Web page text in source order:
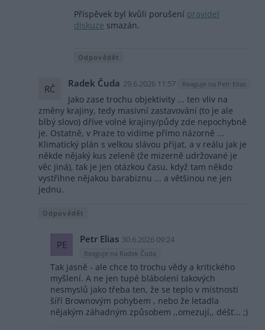
Příspěvek byl kvůli porušení pravidel
diskuze smazán.
Odpovědět
RČ Radek Čuda 29.6.2026 11:57 Reaguje na Petr Elias
Jako zase trochu objektivity ... ten vliv na
změny krajiny, tedy masivní zastavování (to je ale
blbý slovo) dříve volné krajiny/půdy zde nepochybně
je. Ostatně, v Praze to vidíme přímo názorně ...
Klimatický plán s velkou slávou přijat, a v reálu jak je
někde nějaký kus zeleně (že mizerně udržované je
věc jiná), tak je jen otázkou času, když tam někdo
vystřihne nějakou barabiznu ... a většinou ne jen
jednu.
Odpovědět
PE Petr Elias 30.6.2026 09:24
Reaguje na Radek Čuda
Tak jasně - ale chce to trochu vědy a kritického
myšlení. A ne jen tupé blábolení takových
nesmyslů jako třeba ten, že se teplo v místnosti
šíří Brownovým pohybem , nebo že letadla
nějakým záhadným způsobem ,,omezují,, déšť... ;)